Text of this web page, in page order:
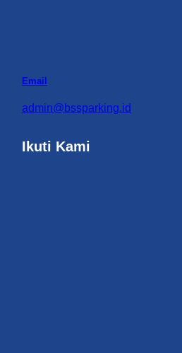
Email
admin@bssparking.id
Ikuti Kami